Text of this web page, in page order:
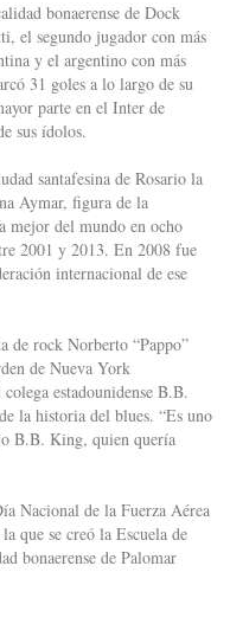
bonaerense de Dock
el segundo jugador con más
y el argentino con más
31 goles a lo largo de su
parte en el Inter de
sus ídolos.
santafesina de Rosario la
Aymar, figura de la
mejor del mundo en ocho
2001 y 2013. En 2008 fue
internacional de ese
rock Norberto “Pappo”
de Nueva York
estadounidense B.B.
la historia del blues. “Es uno
B.B. King, quien quería
Nacional de la Fuerza Aérea
que se creó la Escuela de
bonaerense de Palomar